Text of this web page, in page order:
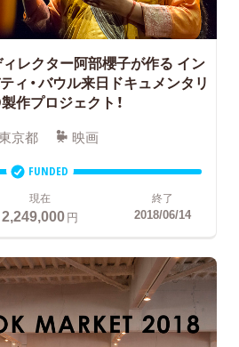
レクター阿部櫻子が作る イン
ィ・バウル来日ドキュメンタリ
作プロジェクト！
京都 映画
FUNDED
現在
2,249,000円
終了
2018/06/14